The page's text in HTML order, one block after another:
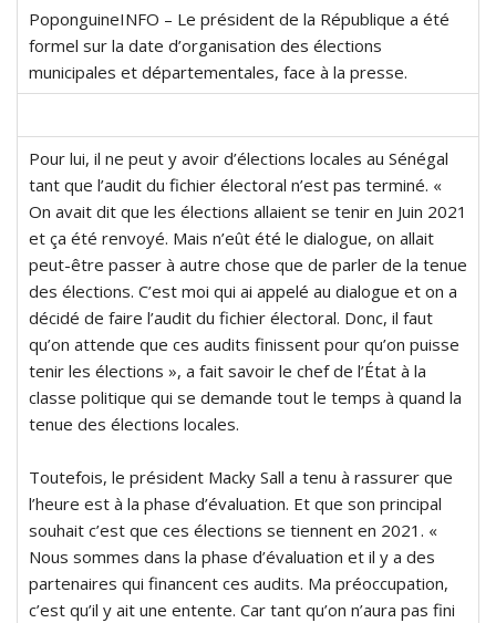
PoponguineINFO – Le président de la République a été
formel sur la date d’organisation des élections
municipales et départementales, face à la presse.
Pour lui, il ne peut y avoir d’élections locales au Sénégal
tant que l’audit du fichier électoral n’est pas terminé. «
On avait dit que les élections allaient se tenir en Juin 2021
et ça été renvoyé. Mais n’eût été le dialogue, on allait
peut-être passer à autre chose que de parler de la tenue
des élections. C’est moi qui ai appelé au dialogue et on a
décidé de faire l’audit du fichier électoral. Donc, il faut
qu’on attende que ces audits finissent pour qu’on puisse
tenir les élections », a fait savoir le chef de l’État à la
classe politique qui se demande tout le temps à quand la
tenue des élections locales.
Toutefois, le président Macky Sall a tenu à rassurer que
l’heure est à la phase d’évaluation. Et que son principal
souhait c’est que ces élections se tiennent en 2021. «
Nous sommes dans la phase d’évaluation et il y a des
partenaires qui financent ces audits. Ma préoccupation,
c’est qu’il y ait une entente. Car tant qu’on n’aura pas fini